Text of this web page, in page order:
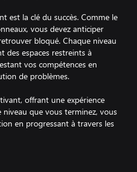
est la clé du succès. Comme le
vous devez anticiper
bloqué. Chaque niveau
des espaces restreints à
vos compétences en
de problèmes.
offrant une expérience
que vous terminez, vous
en progressant à travers les
de puzzles logiques et de